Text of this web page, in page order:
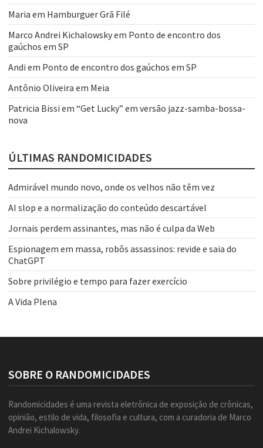
Maria em Hamburguer Grã Filé
Marco Andrei Kichalowskyem Ponto de encontro dos
gaúchos em SP
Andi em Ponto de encontro dos gaúchos em SP
Antônio Oliveira em Meia
Patricia Bissi em “Get Lucky” em versão jazz-samba-bossa-
nova
ÚLTIMAS RANDOMICIDADES
Admirável mundo novo, onde os velhos não têm vez
AI slop e a normalização do conteúdo descartável
Jornais perdem assinantes, mas não é culpa da Web
Espionagem em massa, robôs assassinos: revide e saia do
ChatGPT
Sobre privilégio e tempo para fazer exercício
A Vida Plena
SOBRE O RANDOMICIDADES
Randomicidades é uma revista eletrônica de exposição de crônicas,
opinião, estilo de vida, filosofia e cultura, com a curadoria de Marco
Andrei Kichalowsky.